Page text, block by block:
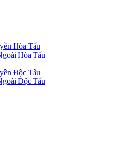
Hòa Tấu
Hòa Tấu
Độc Tấu
Độc Tấu